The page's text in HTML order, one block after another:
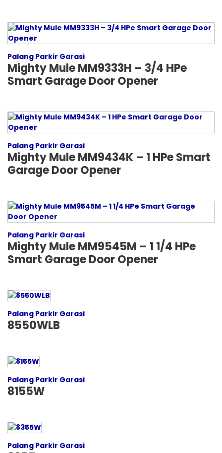
Palang Parkir Garasi
Mighty Mule MM9333H – 3/4 HPe
Smart Garage Door Opener
Palang Parkir Garasi
Mighty Mule MM9434K – 1 HPe Smart
Garage Door Opener
Palang Parkir Garasi
Mighty Mule MM9545M – 1 1/4 HPe
Smart Garage Door Opener
Palang Parkir Garasi
8550WLB
Palang Parkir Garasi
8155W
Palang Parkir Garasi